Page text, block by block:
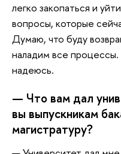
легко закопаться и
вопросы, которые
Думаю, что буду
наладим все
надеюсь.
— Что вам дал
вы выпускникам
магистратуру?